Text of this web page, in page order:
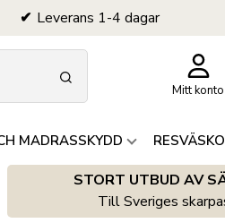
Leverans 1-4 dagar
Mitt konto
MADRASSKYDD
STORT UTBUD AV
Till Sveriges